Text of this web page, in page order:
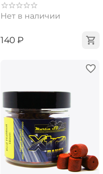
Нет в наличии
‍140‍ ₽